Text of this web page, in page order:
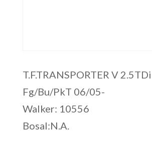
T.F.TRANSPORTER V 2.5TDi
Fg/Bu/PkT 06/05-
Walker: 10556
Bosal:N.A.